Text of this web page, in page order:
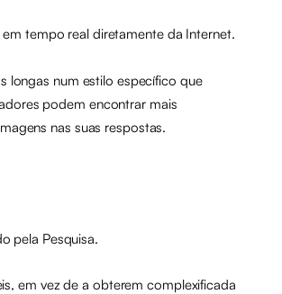
tempo real diretamente da Internet.
longas num estilo específico que
podem encontrar mais
nas suas respostas.
pela Pesquisa.
em vez de a obterem complexificada